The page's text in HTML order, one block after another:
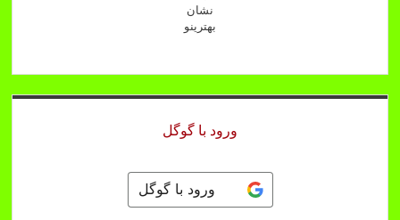
نشان
بهترینو
ورود با گوگل
ورود با گوگل